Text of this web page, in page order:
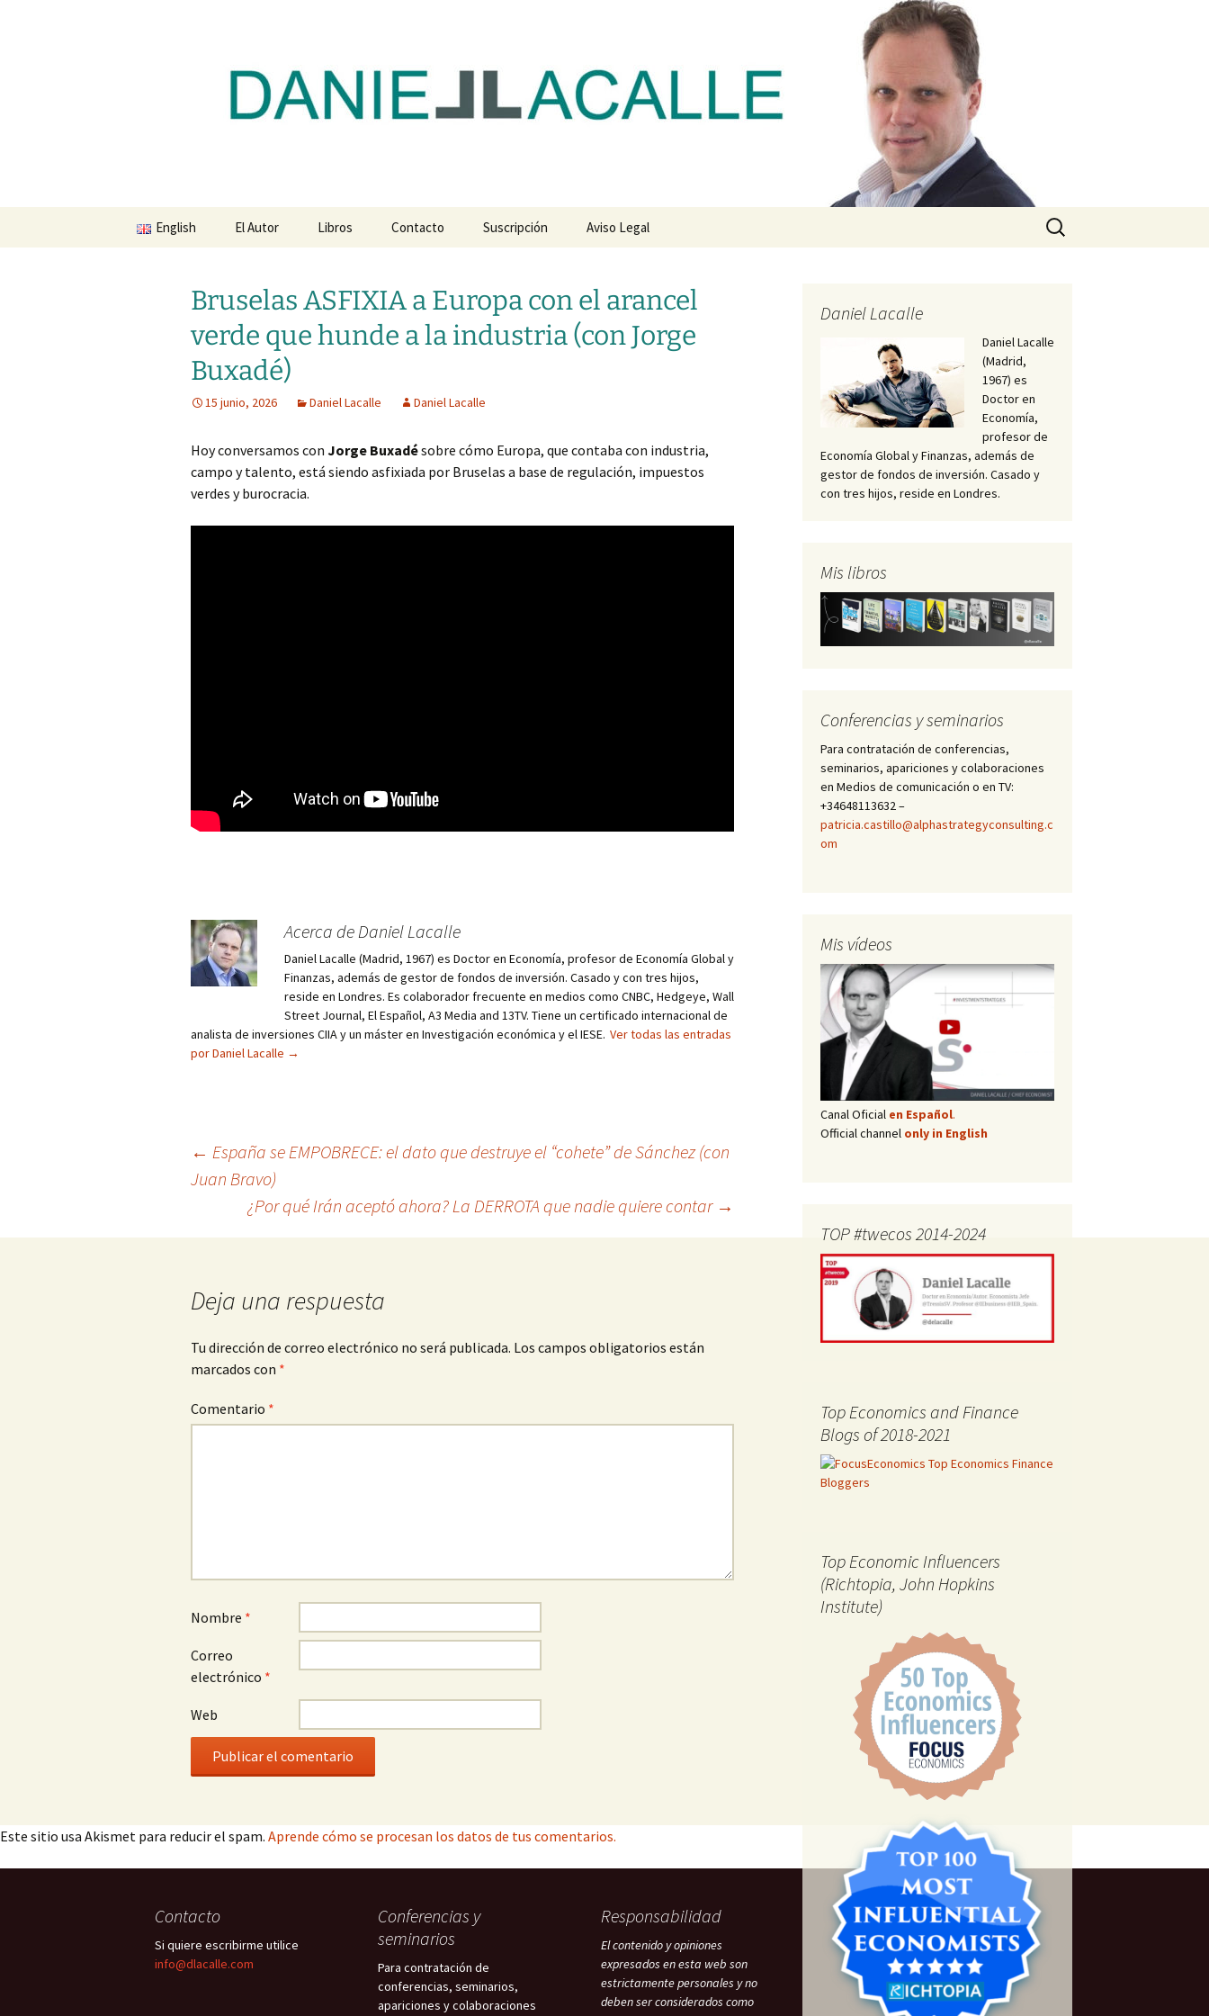
dlacalle.com
English El Autor Libros Contacto Suscripción Aviso Legal
Buscar:
Bruselas ASFIXIA a Europa con el arancel
verde que hunde a la industria (con Jorge
Buxadé)
15 junio, 2026 Daniel Lacalle Daniel Lacalle
Hoy conversamos con Jorge Buxadésobre cómo Europa, que contaba con industria,
campo y talento, está siendo asfixiada por Bruselas a base de regulación, impuestos
verdes y burocracia.
Acerca de Daniel Lacalle
Daniel Lacalle (Madrid, 1967) es Doctor en Economía, profesor de Economía Global y
Finanzas, además de gestor de fondos de inversión. Casado y con tres hijos,
reside en Londres. Es colaborador frecuente en medios como CNBC, Hedgeye, Wall
Street Journal, El Español, A3 Media and 13TV. Tiene un certificado internacional de
analista de inversiones CIIA y un máster en Investigación económica y el IESE. Ver todas las entradas
por Daniel Lacalle →
← España se EMPOBRECE: el dato que destruye el “cohete” de Sánchez (con
Juan Bravo)
¿Por qué Irán aceptó ahora? La DERROTA que nadie quiere contar →
Deja una respuesta
Tu dirección de correo electrónico no será publicada. Los campos obligatorios están
marcados con *
Comentario *
Nombre *
Correo
electrónico *
Web
Este sitio usa Akismet para reducir el spam. Aprende cómo se procesan los datos de tus comentarios.
Daniel Lacalle
Daniel Lacalle
(Madrid,
1967) es
Doctor en
Economía,
profesor de
Economía Global y Finanzas, además de
gestor de fondos de inversión. Casado y
con tres hijos, reside en Londres.
Mis libros
Conferencias y seminarios
Para contratación de conferencias,
seminarios, apariciones y colaboraciones
en Medios de comunicación o en TV:
+34648113632 –
patricia.castillo@alphastrategyconsulting.c
om
Mis vídeos
Canal Oficial en Español.
Official channel only in English
TOP #twecos 2014-2024
Top Economics and Finance
Blogs of 2018-2021
Top Economic Influencers
(Richtopia, John Hopkins
Institute)
Contacto
Si quiere escribirme utilice
info@dlacalle.com
Conferencias y
seminarios
Para contratación de
conferencias, seminarios,
apariciones y colaboraciones
Responsabilidad
El contenido y opiniones
expresados en esta web son
estrictamente personales y no
deben ser considerados como